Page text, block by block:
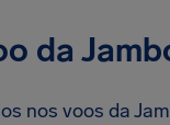
da
nos voos da